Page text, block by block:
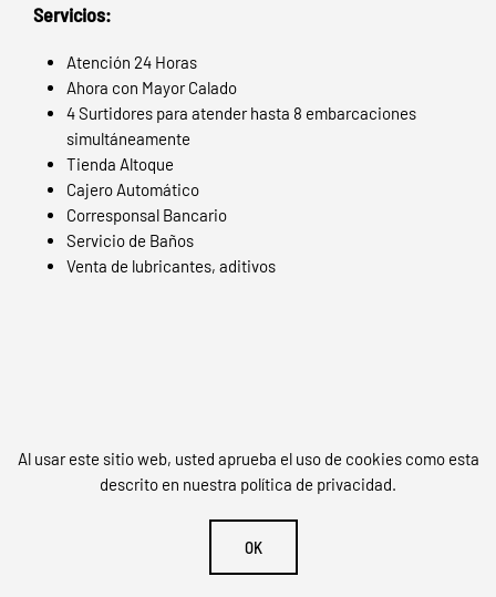
Al usar este sitio web, usted aprueba el uso de cookies como esta
descrito en nuestra política de privacidad.
OK
Servicios:
Atención 24 Horas
Ahora con Mayor Calado
4 Surtidores para atender hasta 8 embarcaciones
simultáneamente
Tienda Altoque
Cajero Automático
Corresponsal Bancario
Servicio de Baños
Venta de lubricantes, aditivos